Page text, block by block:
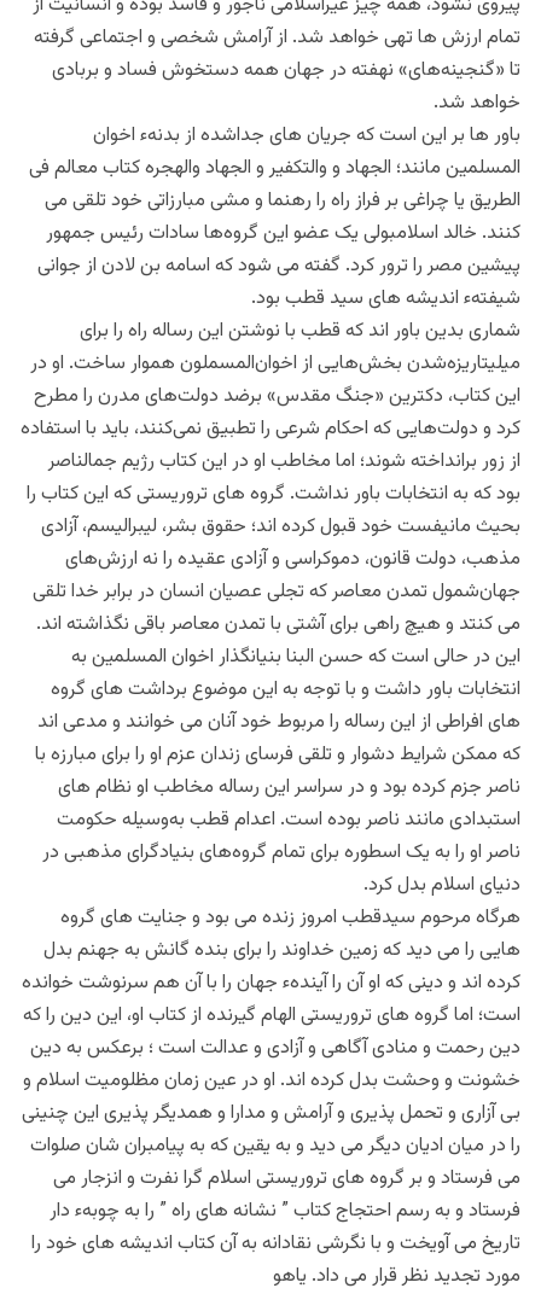
تمام ارزش ها تهی خواهد شد. از آرامش شخصی و اجتماعی گرفته
تا «گنجینه‌های» نهفته در جهان همه دستخوش فساد و بربادی
خواهد شد.
باور ها بر این است که جریان های جداشده از بدنهء اخوان
المسلمین مانند؛ الجهاد و والتکفیر و الجهاد والهجره کتاب معالم فی
الطریق یا چراغی بر فراز راه را رهنما و مشی مبارزاتی خود تلقی می
کنند. خالد اسلامبولی یک عضو این گروه‌ها سادات رئیس جمهور
پیشین مصر را ترور کرد. گفته می شود که اسامه بن لادن از جوانی
شیفتهء اندیشه های سید قطب بود.
شماری بدین باور اند که قطب با نوشتن این رساله راه را برای
میلیتاریزه‌شدن بخش‌هایی از اخوان‌المسملون هموار ساخت. او در
این کتاب، دکترین «جنگ مقدس» برضد دولت‌های مدرن را مطرح
کرد و دولت‌هایی که احکام شرعی را تطبیق نمی‌کنند، باید با استفاده
از زور برانداخته شوند؛ اما مخاطب او در این کتاب رژیم جمالناصر
بود که به انتخابات باور نداشت. گروه های تروریستی که این کتاب را
بحیث مانیفست خود قبول کرده اند؛ حقوق بشر، لیبرالیسم، آزادی
مذهب، دولت قانون، دموکراسی و آزادی عقیده را نه ارزش‌های
جهان‌شمول تمدن معاصر که تجلی عصیان انسان در برابر خدا تلقی
می کنتد و هیچ راهی برای آشتی با تمدن معاصر باقی نگذاشته اند.
این در حالی است که حسن البنا بنیانگذار اخوان المسلمین به
انتخابات باور داشت و با توجه به‌ این‌ موضوع برداشت های گروه
های افراطی از این رساله را مربوط خود آنان می خوانند و مدعی اند
که ممکن شرایط دشوار و تلقی فرسای زندان عزم او را برای مبارزه با
ناصر جزم کرده بود و در سراسر این رساله مخاطب او نظام های
استبدادی مانند ناصر بوده است. اعدام قطب به‌وسیله ‌حکومت
ناصر او را به یک اسطوره برای تمام گروه‌های بنیاد‌گرای مذهبی در
دنیای اسلام بدل کرد.
هرگاه مرحوم سیدقطب امروز زنده می بود و جنایت های گروه
هایی را می دید که زمین خداوند را برای بنده گانش به جهنم بدل
کرده اند و دینی که او آن را آیندهء جهان را با آن هم سرنوشت خوانده
است؛ اما گروه های تروریستی الهام گیرنده از کتاب او، این دین را که
دین رحمت و منادی آگاهی و آزادی و عدالت است ؛ برعکس به دین
خشونت و وحشت بدل کرده اند. او در عین زمان مظلومیت اسلام و
بی آزاری و تحمل پذیری و آرامش و مدارا و همدیگر پذیری این چنینی
را در میان ادیان دیگر می دید و به یقین که به پیامبران شان صلوات
می فرستاد و بر گروه های تروریستی اسلام گرا نفرت و انزجار می
فرستاد و به رسم احتجاج کتاب ” نشانه های راه ” را به چوبهء دار
تاریخ می آویخت و با نگرشی نقادانه به آن کتاب اندیشه های خود را
مورد تجدید نظر قرار می داد. یاهو